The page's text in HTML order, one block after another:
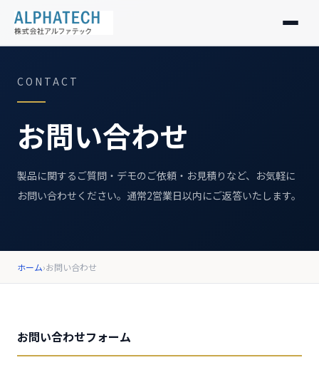
私たちの想い
会社情報
お知らせ
お問い合わせ
CONTACT
お問い合わせ
製品に関するご質問・デモのご依頼・お見積りなど、お気軽に
お問い合わせください。通常2営業日以内にご返答いたします。
ホーム›お問い合わせ
お問い合わせフォーム